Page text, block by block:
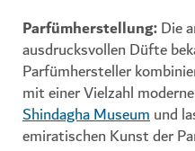
Parfümherstellung:Die
ausdrucksvollen Düfte
Parfümhersteller
mit einer Vielzahl
Shindagha Museumund
emiratischen Kunst der